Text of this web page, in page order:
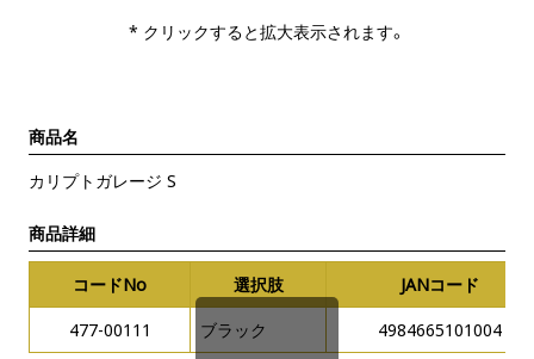
* クリックすると拡大表示されます。
商品名
カリプトガレージ S
商品詳細
コードNo 選択肢
JANコード
477-00111
ブラック 4984665101004